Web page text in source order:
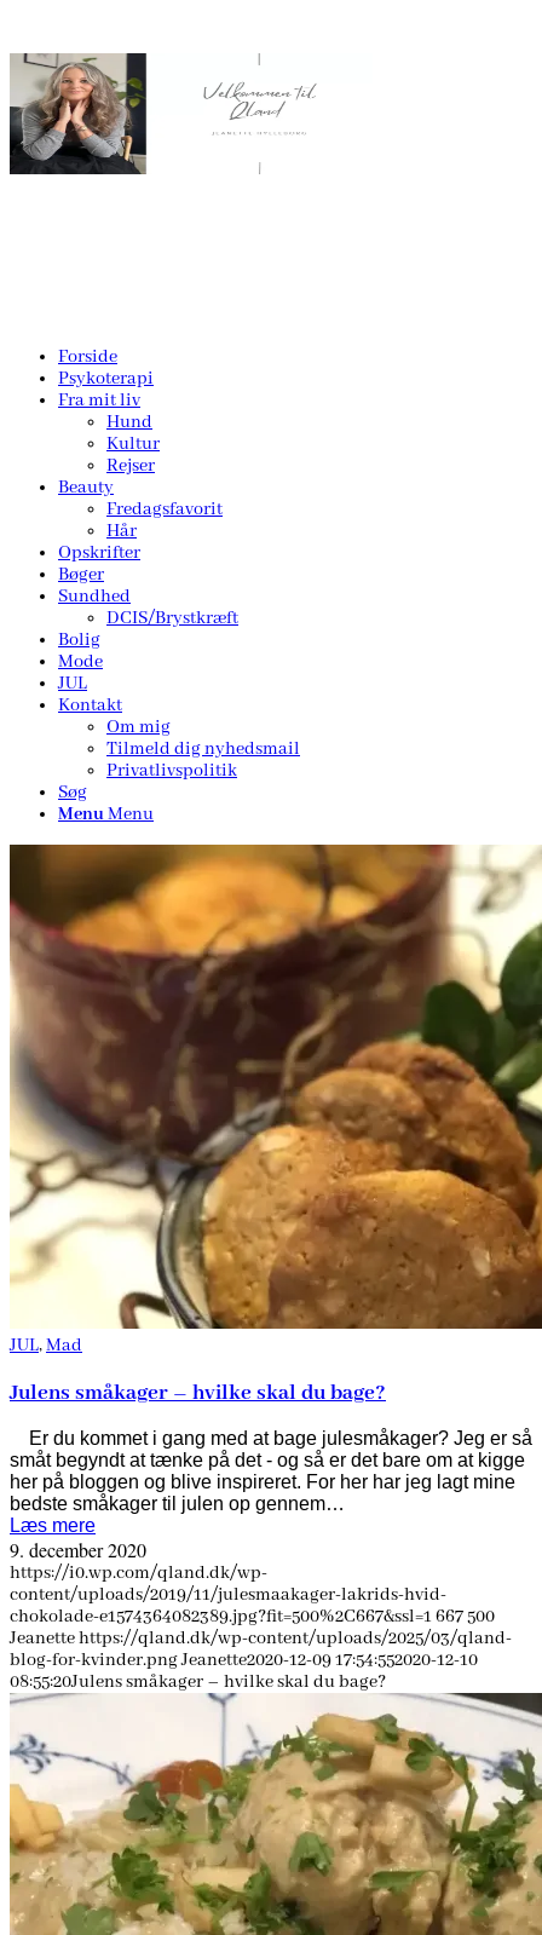
Forside
Psykoterapi
Fra mit liv
Hund
Kultur
Rejser
Beauty
Fredagsfavorit
Hår
Opskrifter
Bøger
Sundhed
DCIS/Brystkræft
Bolig
Mode
JUL
Kontakt
Om mig
Tilmeld dig nyhedsmail
Privatlivspolitik
Søg
MenuMenu
JUL,Mad
Julens småkager – hvilke skal du bage?
Er du kommet i gang med at bage julesmåkager? Jeg er så
småt begyndt at tænke på det - og så er det bare om at kigge
her på bloggen og blive inspireret. For her har jeg lagt mine
bedste småkager til julen op gennem…
Læs mere
9. december 2020
https://i0.wp.com/qland.dk/wp-
content/uploads/2019/11/julesmaakager-lakrids-hvid-
chokolade-e1574364082389.jpg?fit=500%2C667&ssl=1 667500
Jeanettehttps://qland.dk/wp-content/uploads/2025/03/qland-
blog-for-kvinder.pngJeanette2020-12-09 17:54:552020-12-10
08:55:20Julens småkager – hvilke skal du bage?